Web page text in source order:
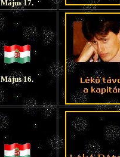
Május 17.
Május 16.